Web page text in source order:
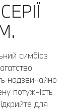
симбіоз
надзвичайно
потужність
для